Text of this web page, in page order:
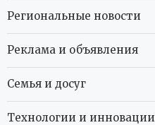
Региональные новости
Реклама и объявления
Семья и досуг
Технологии и инновации